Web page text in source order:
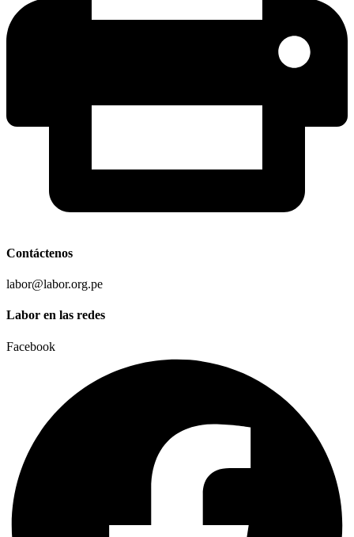
Contáctenos
labor@labor.org.pe
Labor en las redes
Facebook